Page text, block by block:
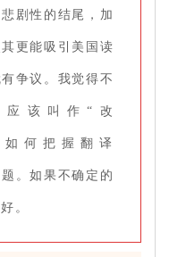
剧性的结尾，加
更能吸引美国读
争议。我觉得不
该叫作“改
如何把握翻译
。如果不确定的
。